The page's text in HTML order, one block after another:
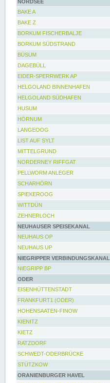
NORDSEE
BAKE A
BAKE Z
BORKUM FISCHERBALJE
BORKUM SÜDSTRAND
BÜSUM
DAGEBÜLL
EIDER-SPERRWERK AP
HELGOLAND BINNENHAFEN
HELGOLAND SÜDHAFEN
HUSUM
HÖRNUM
LANGEOOG
LIST AUF SYLT
MITTELGRUND
NORDERNEY RIFFGAT
PELLWORM ANLEGER
SCHARHÖRN
SPIEKEROOG
WITTDÜN
ZEHNERLOCH
NEUHAUSER SPEISEKANAL
NEUHAUS OP
NEUHAUS UP
NIEGRIPPER VERBINDUNGSKANAL
NIEGRIPP BP
ODER
EISENHÜTTENSTADT
FRANKFURT1 (ODER)
HOHENSAATEN-FINOW
KIENITZ
KIETZ
RATZDORF
SCHWEDT-ODERBRÜCKE
STÜTZKOW
ORANIENBURGER HAVEL